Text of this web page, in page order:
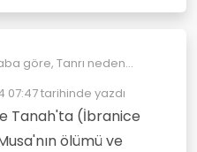
göre, Tanrı neden
bilgin var mı? Hangi
tanrı olduğu
07:47tarihinde yazdı
Tanah'ta (İbranice
ölümü ve